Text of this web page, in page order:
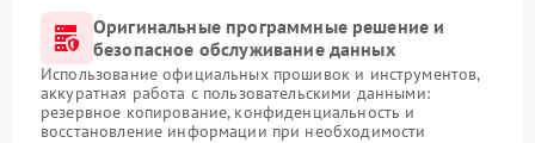
Оригинальные программные решение и
безопасное обслуживание данных
Использование официальных прошивок и инструментов,
аккуратная работа с пользовательскими данными:
резервное копирование, конфиденциальность и
восстановление информации при необходимости